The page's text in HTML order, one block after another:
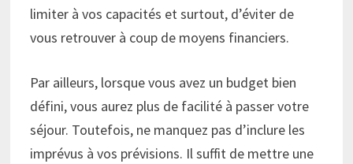
limiter à vos capacités et surtout, d’éviter de
vous retrouver à coup de moyens financiers.
Par ailleurs, lorsque vous avez un budget bien
défini, vous aurez plus de facilité à passer votre
séjour. Toutefois, ne manquez pas d’inclure les
imprévus à vos prévisions. Il suffit de mettre une